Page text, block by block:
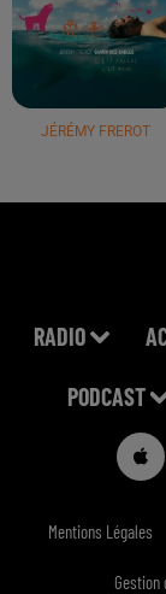
JÉRÉMY FREROT
RADIO
PODCAST
Mentions Légales
Gestion